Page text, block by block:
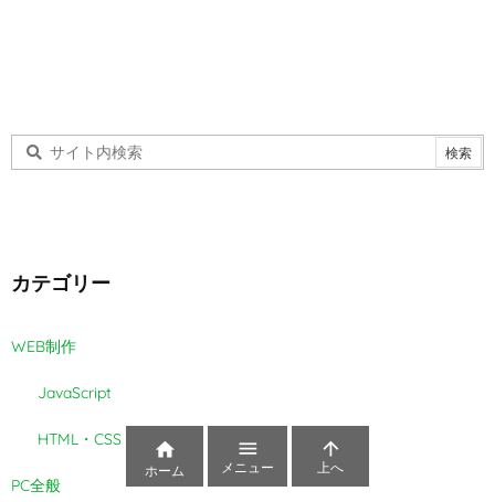
カテゴリー
WEB制作
JavaScript
HTML・CSS
PC全般

ホーム

メニュー

上へ